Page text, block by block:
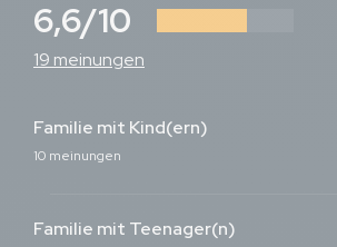
6,6/10
19 meinungen
Familie mit Kind(ern)
10 meinungen
Familie mit Teenager(n)